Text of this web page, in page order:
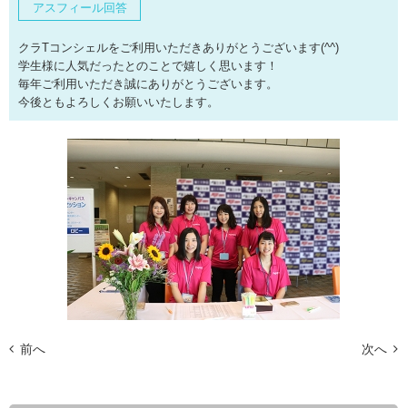
アスフィール回答
クラTコンシェルをご利用いただきありがとうございます(^^)
学生様に人気だったとのことで嬉しく思います！
毎年ご利用いただき誠にありがとうございます。
今後ともよろしくお願いいたします。
前へ 次へ